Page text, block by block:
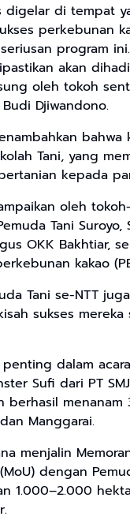
digelar di tempat
perkebunan
program
akan
oleh tokoh
Djiwandono.
bahwa
Tani, yang
kepada
oleh
Tani Suroyo,
OKK Bakhtiar,
kakao
Tani se-NTT
sukses
dalam
Sufi dari PT
berhasil menanam
Manggarai.
menjalin
dengan
1.000–2.000